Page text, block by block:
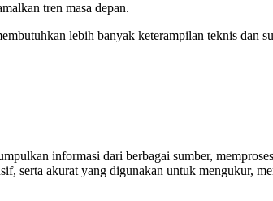
tren masa depan.
lebih banyak keterampilan teknis dan
informasi dari berbagai sumber,
serta akurat yang digunakan untuk mengukur,